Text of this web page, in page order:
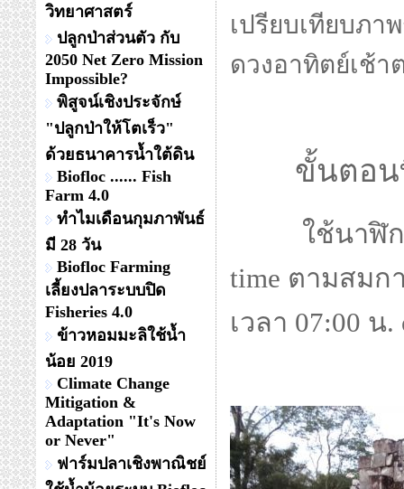
วิทยาศาสตร์
ปลูกป่าส่วนตัว กับ
2050 Net Zero Mission
Impossible?
พิสูจน์เชิงประจักษ์
"ปลูกป่าให้โตเร็ว"
ด้วยธนาคารน้ำใต้ดิน
Biofloc ...... Fish
Farm 4.0
ทำไมเดือนกุมภาพันธ์
มี 28 วัน
Biofloc Farming
เลี้ยงปลาระบบปิด
Fisheries 4.0
ข้าวหอมมะลิใช้น้ำ
น้อย 2019
Climate Change
Mitigation &
Adaptation "It's Now
or Never"
ฟาร์มปลาเชิงพาณิชย์
เปรียบเทียบภา
ดวงอาทิตย์เช้า
ขั้นตอน
ใช้นาฬิกาแ
time ตามสมก
เวลา 07:00 น.